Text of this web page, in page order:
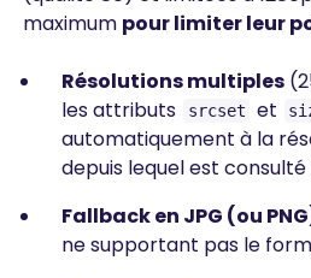
maximum pour limiter leur
Résolutions multiples
les attributs
srcset et
automatiquement à la
depuis lequel est consulté
Fallback en JPG (ou
ne supportant pas le